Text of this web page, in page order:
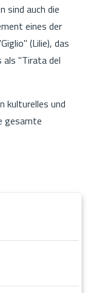
sind auch die
eines der
(Lilie), das
"Tirata del
kulturelles und
gesamte